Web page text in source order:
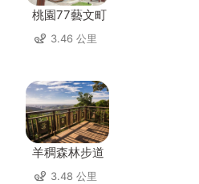
桃園77藝文町
3.46 公里
羊稠森林步道
3.48 公里